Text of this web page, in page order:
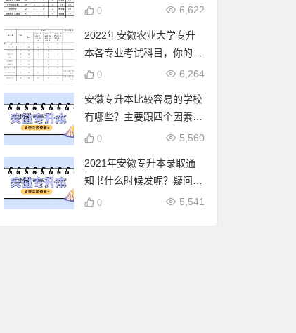
招生人数和参考教材）6,622
0
2022年安徽农业大学专升
本各专业考试科目，你的专
业要考高数吗
6,264
0
安徽专升本比较容易的学校
有哪些？主要跟四个因素有
关
5,560
0
2021年安徽专升本录取通
知书什么时候发呢？疑问解
答
5,541
0